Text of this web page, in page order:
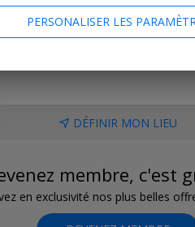
Hôtels
Vols
DÉFINIR MON LIEU
membre, c'est
en exclusivité nos plus belles
PERSONALISER LES